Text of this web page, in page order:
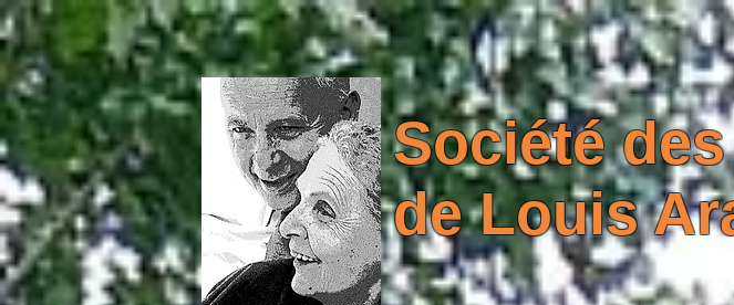
Société
de Louis